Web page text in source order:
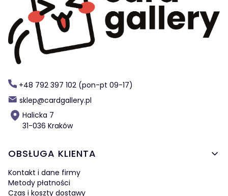
+48 792 397 102 (pon-pt 09-17)
sklep@cardgallery.pl
Halicka 7
31-036 Kraków
Linki w stopce
OBSŁUGA KLIENTA
Kontakt i dane firmy
Metody płatności
Czas i koszty dostawy